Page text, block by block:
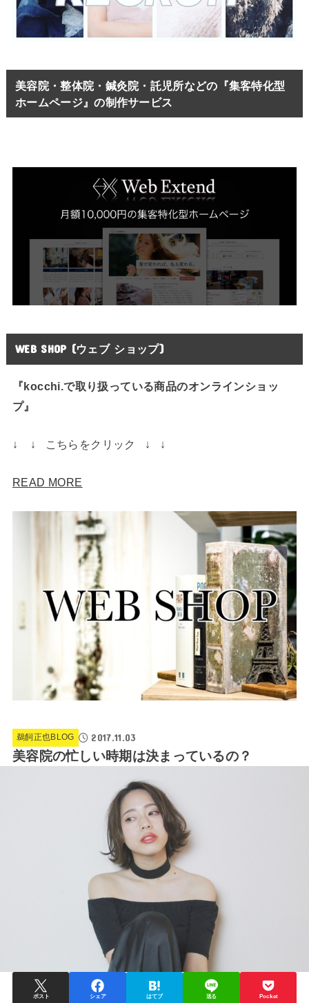
美容院・整体院・鍼灸院・託児所などの『集客特化型
ホームページ』の制作サービス
WEB SHOP (ウェブ ショップ)
『kocchi.で取り扱っている商品のオンラインショッ
プ』
↓ ↓ こちらをクリック ↓ ↓
READ MORE
鵜飼正也BLOG 2017.11.03
美容院の忙しい時期は決まっているの？
ポスト シェア はてブ 送る Pocket